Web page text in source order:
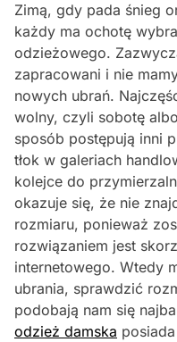
Zimą, gdy pada śnieg
każdy ma ochotę
odzieżowego.
zapracowani i nie
nowych ubrań.
wolny, czyli sobotę
sposób postępują inni
tłok w galeriach
kolejce do
okazuje się, że nie
rozmiaru, ponieważ
rozwiązaniem jest
internetowego. Wtedy
ubrania, sprawdzić
podobają nam się
odzież damska